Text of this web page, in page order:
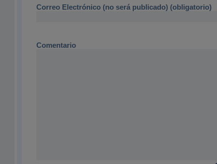
Correo Electrónico (no será publicado) (obligatorio)
Comentario